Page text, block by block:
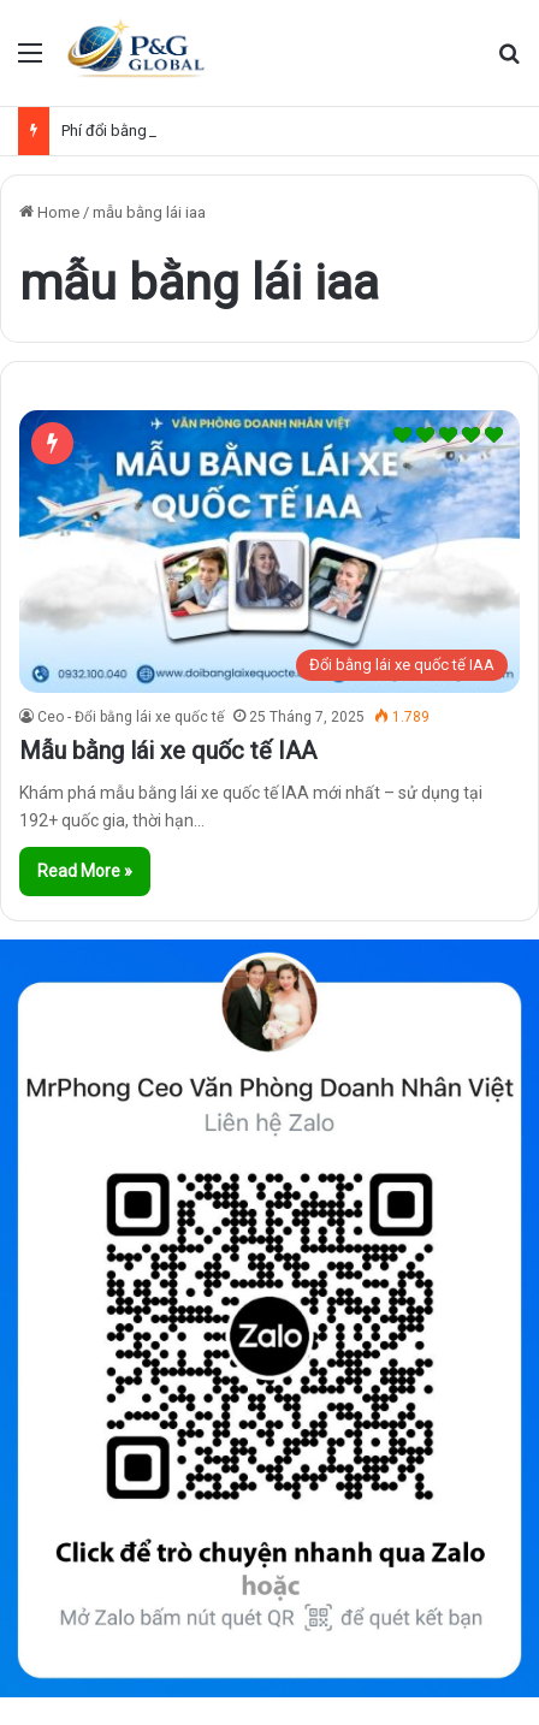
Menu
Phí đổi bằng lái xe Việt Nam sang quốc tế
Home / mẫu bằng lái iaa
mẫu bằng lái iaa
Đổi bằng lái xe quốc tế IAA
Ceo - Đổi bằng lái xe quốc tế 25 Tháng 7, 2025 1.789
Mẫu bằng lái xe quốc tế IAA
Khám phá mẫu bằng lái xe quốc tế IAA mới nhất – sử dụng tại
192+ quốc gia, thời hạn…
Read More »